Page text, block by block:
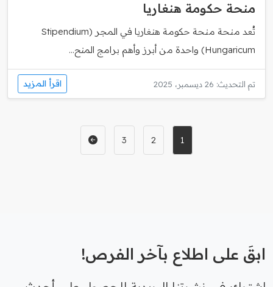
منحة حكومة هنغاريا
تُعد منحة منحة حكومة هنغاريا في المجر (Stipendium
Hungaricum) واحدة من أبرز وأهم برامج المنح...
تم التحديث: 26 ديسمبر، 2025 اقرأ المزيد
1
2
3
ابقَ على اطلاع بآخر الفرص!